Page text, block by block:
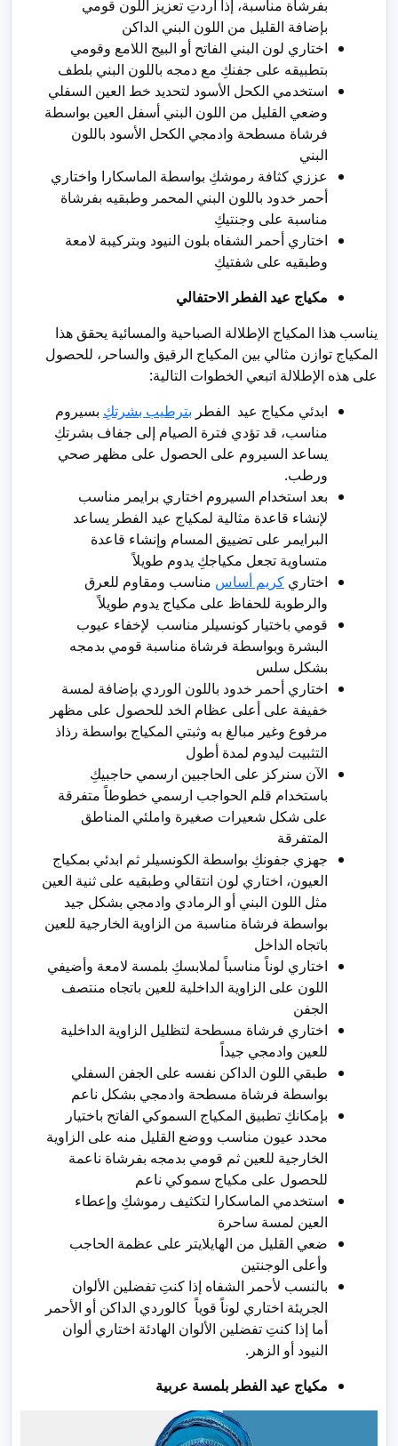
بفرشاة مناسبة، إذا أردتِ تعزيز اللون قومي
بإضافة القليل من اللون البني الداكن
اختاري لون البني الفاتح أو البيج اللامع وقومي
بتطبيقه على جفنكِ مع دمجه باللون البني بلطف
استخدمي الكحل الأسود لتحديد خط العين السفلي
وضعي القليل من اللون البني أسفل العين بواسطة
فرشاة مسطحة وادمجي الكحل الأسود باللون
البني
عززي كثافة رموشكِ بواسطة الماسكارا واختاري
أحمر خدود باللون البني المحمر وطبقيه بفرشاة
مناسبة على وجنتيكِ
اختاري أحمر الشفاه بلون النيود وبتركيبة لامعة
وطبقيه على شفتيكِ
مكياج عيد الفطر الاحتفالي
يناسب هذا المكياج الإطلالة الصباحية والمسائية يحقق هذا
المكياج توازن مثالي بين المكياج الرقيق والساحر، للحصول
على هذه الإطلالة اتبعي الخطوات التالية:
ابدئي مكياج عيد الفطر بترطيب بشرتكِ بسيروم
مناسب، قد تؤدي فترة الصيام إلى جفاف بشرتكِ
يساعد السيروم على الحصول على مظهر صحي
ورطب.
بعد استخدام السيروم اختاري برايمر مناسب
لإنشاء قاعدة مثالية لمكياج عيد الفطر يساعد
البرايمر على تضييق المسام وإنشاء قاعدة
متساوية تجعل مكياجكِ يدوم طويلاً
اختاري كريم أساس مناسب ومقاوم للعرق
والرطوبة للحفاظ على مكياج يدوم طويلاً
قومي باختيار كونسيلر مناسب لإخفاء عيوب
البشرة وبواسطة فرشاة مناسبة قومي بدمجه
بشكل سلس
اختاري أحمر خدود باللون الوردي بإضافة لمسة
خفيفة على أعلى عظام الخد للحصول على مظهر
مرفوع وغير مبالغ به وثبتي المكياج بواسطة رذاذ
التثبيت ليدوم لمدة أطول
الآن سنركز على الحاجبين ارسمي حاجبيكِ
باستخدام قلم الحواجب ارسمي خطوطاً متفرقة
على شكل شعيرات صغيرة واملئي المناطق
المتفرقة
جهزي جفونكِ بواسطة الكونسيلر ثم ابدئي بمكياج
العيون، اختاري لون انتقالي وطبقيه على ثنية العين
مثل اللون البني أو الرمادي وادمجي بشكل جيد
بواسطة فرشاة مناسبة من الزاوية الخارجية للعين
باتجاه الداخل
اختاري لوناً مناسباً لملابسكِ بلمسة لامعة وأضيفي
اللون على الزاوية الداخلية للعين باتجاه منتصف
الجفن
اختاري فرشاة مسطحة لتظليل الزاوية الداخلية
للعين وادمجي جيداً
طبقي اللون الداكن نفسه على الجفن السفلي
بواسطة فرشاة مسطحة وادمجي بشكل ناعم
بإمكانكِ تطبيق المكياج السموكي الفاتح باختيار
محدد عيون مناسب ووضع القليل منه على الزاوية
الخارجية للعين ثم قومي بدمجه بفرشاة ناعمة
للحصول على مكياج سموكي ناعم
استخدمي الماسكارا لتكثيف رموشكِ وإعطاء
العين لمسة ساحرة
ضعي القليل من الهايلايتر على عظمة الحاجب
وأعلى الوجنتين
بالنسب لأحمر الشفاه إذا كنتِ تفضلين الألوان
الجريئة اختاري لوناً قوياً كالوردي الداكن أو الأحمر
أما إذا كنتِ تفضلين الألوان الهادئة اختاري ألوان
النيود أو الزهر.
مكياج عيد الفطر بلمسة عربية